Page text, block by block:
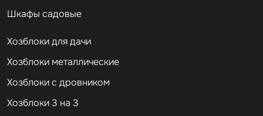
Шкафы садовые
Хозблоки для дачи
Хозблоки металлические
Хозблоки с дровником
Хозблоки 3 на 3